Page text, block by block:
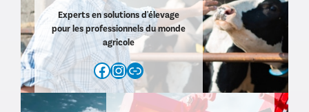
Experts en solutions d'élevage
pour les professionnels du monde
agricole
Facebook
Instagram
https://www.agroservice2000.com/d/agro-service-elevage-11.html